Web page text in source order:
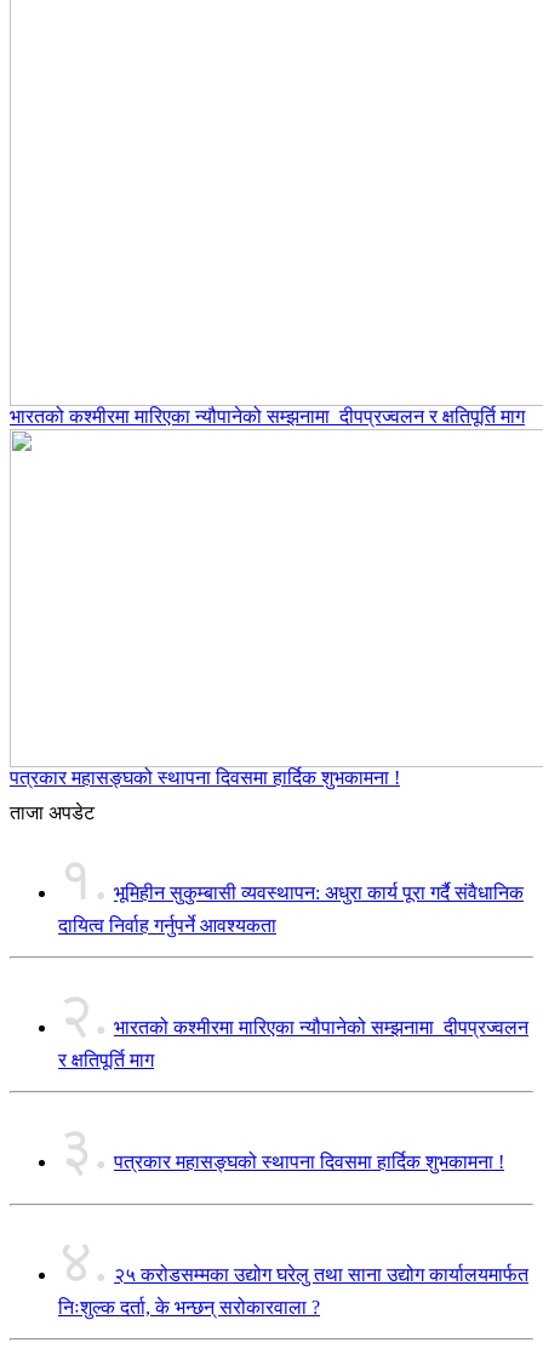
भारतको कश्मीरमा मारिएका न्यौपानेको सम्झनामा दीपप्रज्वलन र क्षतिपूर्ति माग
पत्रकार महासङ्घको स्थापना दिवसमा हार्दिक शुभकामना !
ताजा अपडेट
१. भूमिहीन सुकुम्बासी व्यवस्थापन: अधुरा कार्य पूरा गर्दै संवैधानिक
दायित्व निर्वाह गर्नुपर्ने आवश्यकता
२. भारतको कश्मीरमा मारिएका न्यौपानेको सम्झनामा दीपप्रज्वलन
र क्षतिपूर्ति माग
३. पत्रकार महासङ्घको स्थापना दिवसमा हार्दिक शुभकामना !
४. २५ करोडसम्मका उद्योग घरेलु तथा साना उद्योग कार्यालयमार्फत
निःशुल्क दर्ता, के भन्छन् सरोकारवाला ?